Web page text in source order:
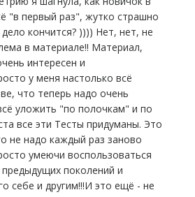
"в первый раз", жутко страшно
кончится? )))) Нет, нет, не
в материале!! Материал,
интересен и
у меня настолько всё
что теперь надо очень
уложить "по полочкам" и по
все эти Тесты придуманы. Это
не надо каждый раз заново
умеючи воспользоваться
поколений и
себе и другим!!!И это ещё - не